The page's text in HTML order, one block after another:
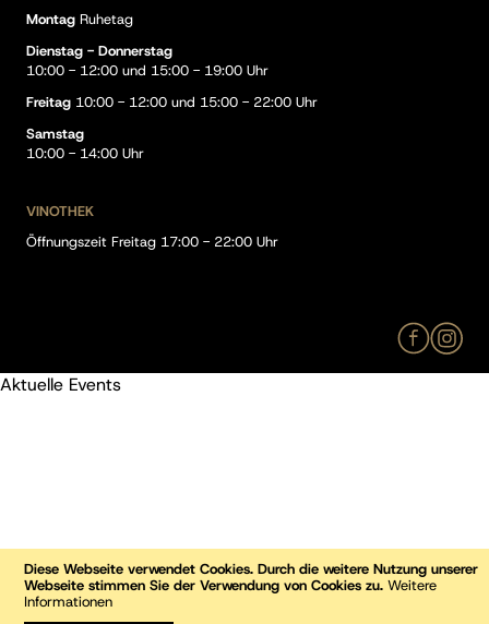
Diese Webseite verwendet Cookies. Durch die weitere Nutzung unserer
Webseite stimmen Sie der Verwendung von Cookies zu. Weitere
Informationen
Montag Ruhetag
Dienstag - Donnerstag
10:00 - 12:00 und 15:00 - 19:00 Uhr
Freitag 10:00 - 12:00 und 15:00 - 22:00 Uhr
Samstag
10:00 - 14:00 Uhr
VINOTHEK
Öffnungszeit Freitag 17:00 - 22:00 Uhr
Aktuelle Events